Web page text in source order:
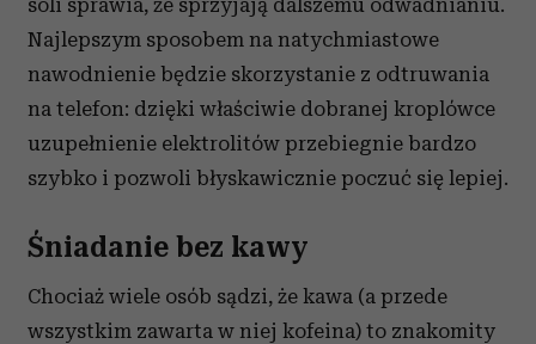
soli sprawia, że sprzyjają dalszemu odwadnianiu.
Najlepszym sposobem na natychmiastowe
nawodnienie będzie skorzystanie z odtruwania
na telefon: dzięki właściwie dobranej kroplówce
uzupełnienie elektrolitów przebiegnie bardzo
szybko i pozwoli błyskawicznie poczuć się lepiej.
Śniadanie bez kawy
Chociaż wiele osób sądzi, że kawa (a przede
wszystkim zawarta w niej kofeina) to znakomity